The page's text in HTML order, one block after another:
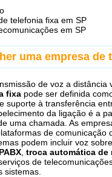
telefonia fixa em SP
em SP
uma empresa de
de voz a distância
fixa pode ser definida
suporte à transferência
da ligação é a
uma chamada. As
de comunicação
podem incluir voz
troca automática de
de
sistemas.